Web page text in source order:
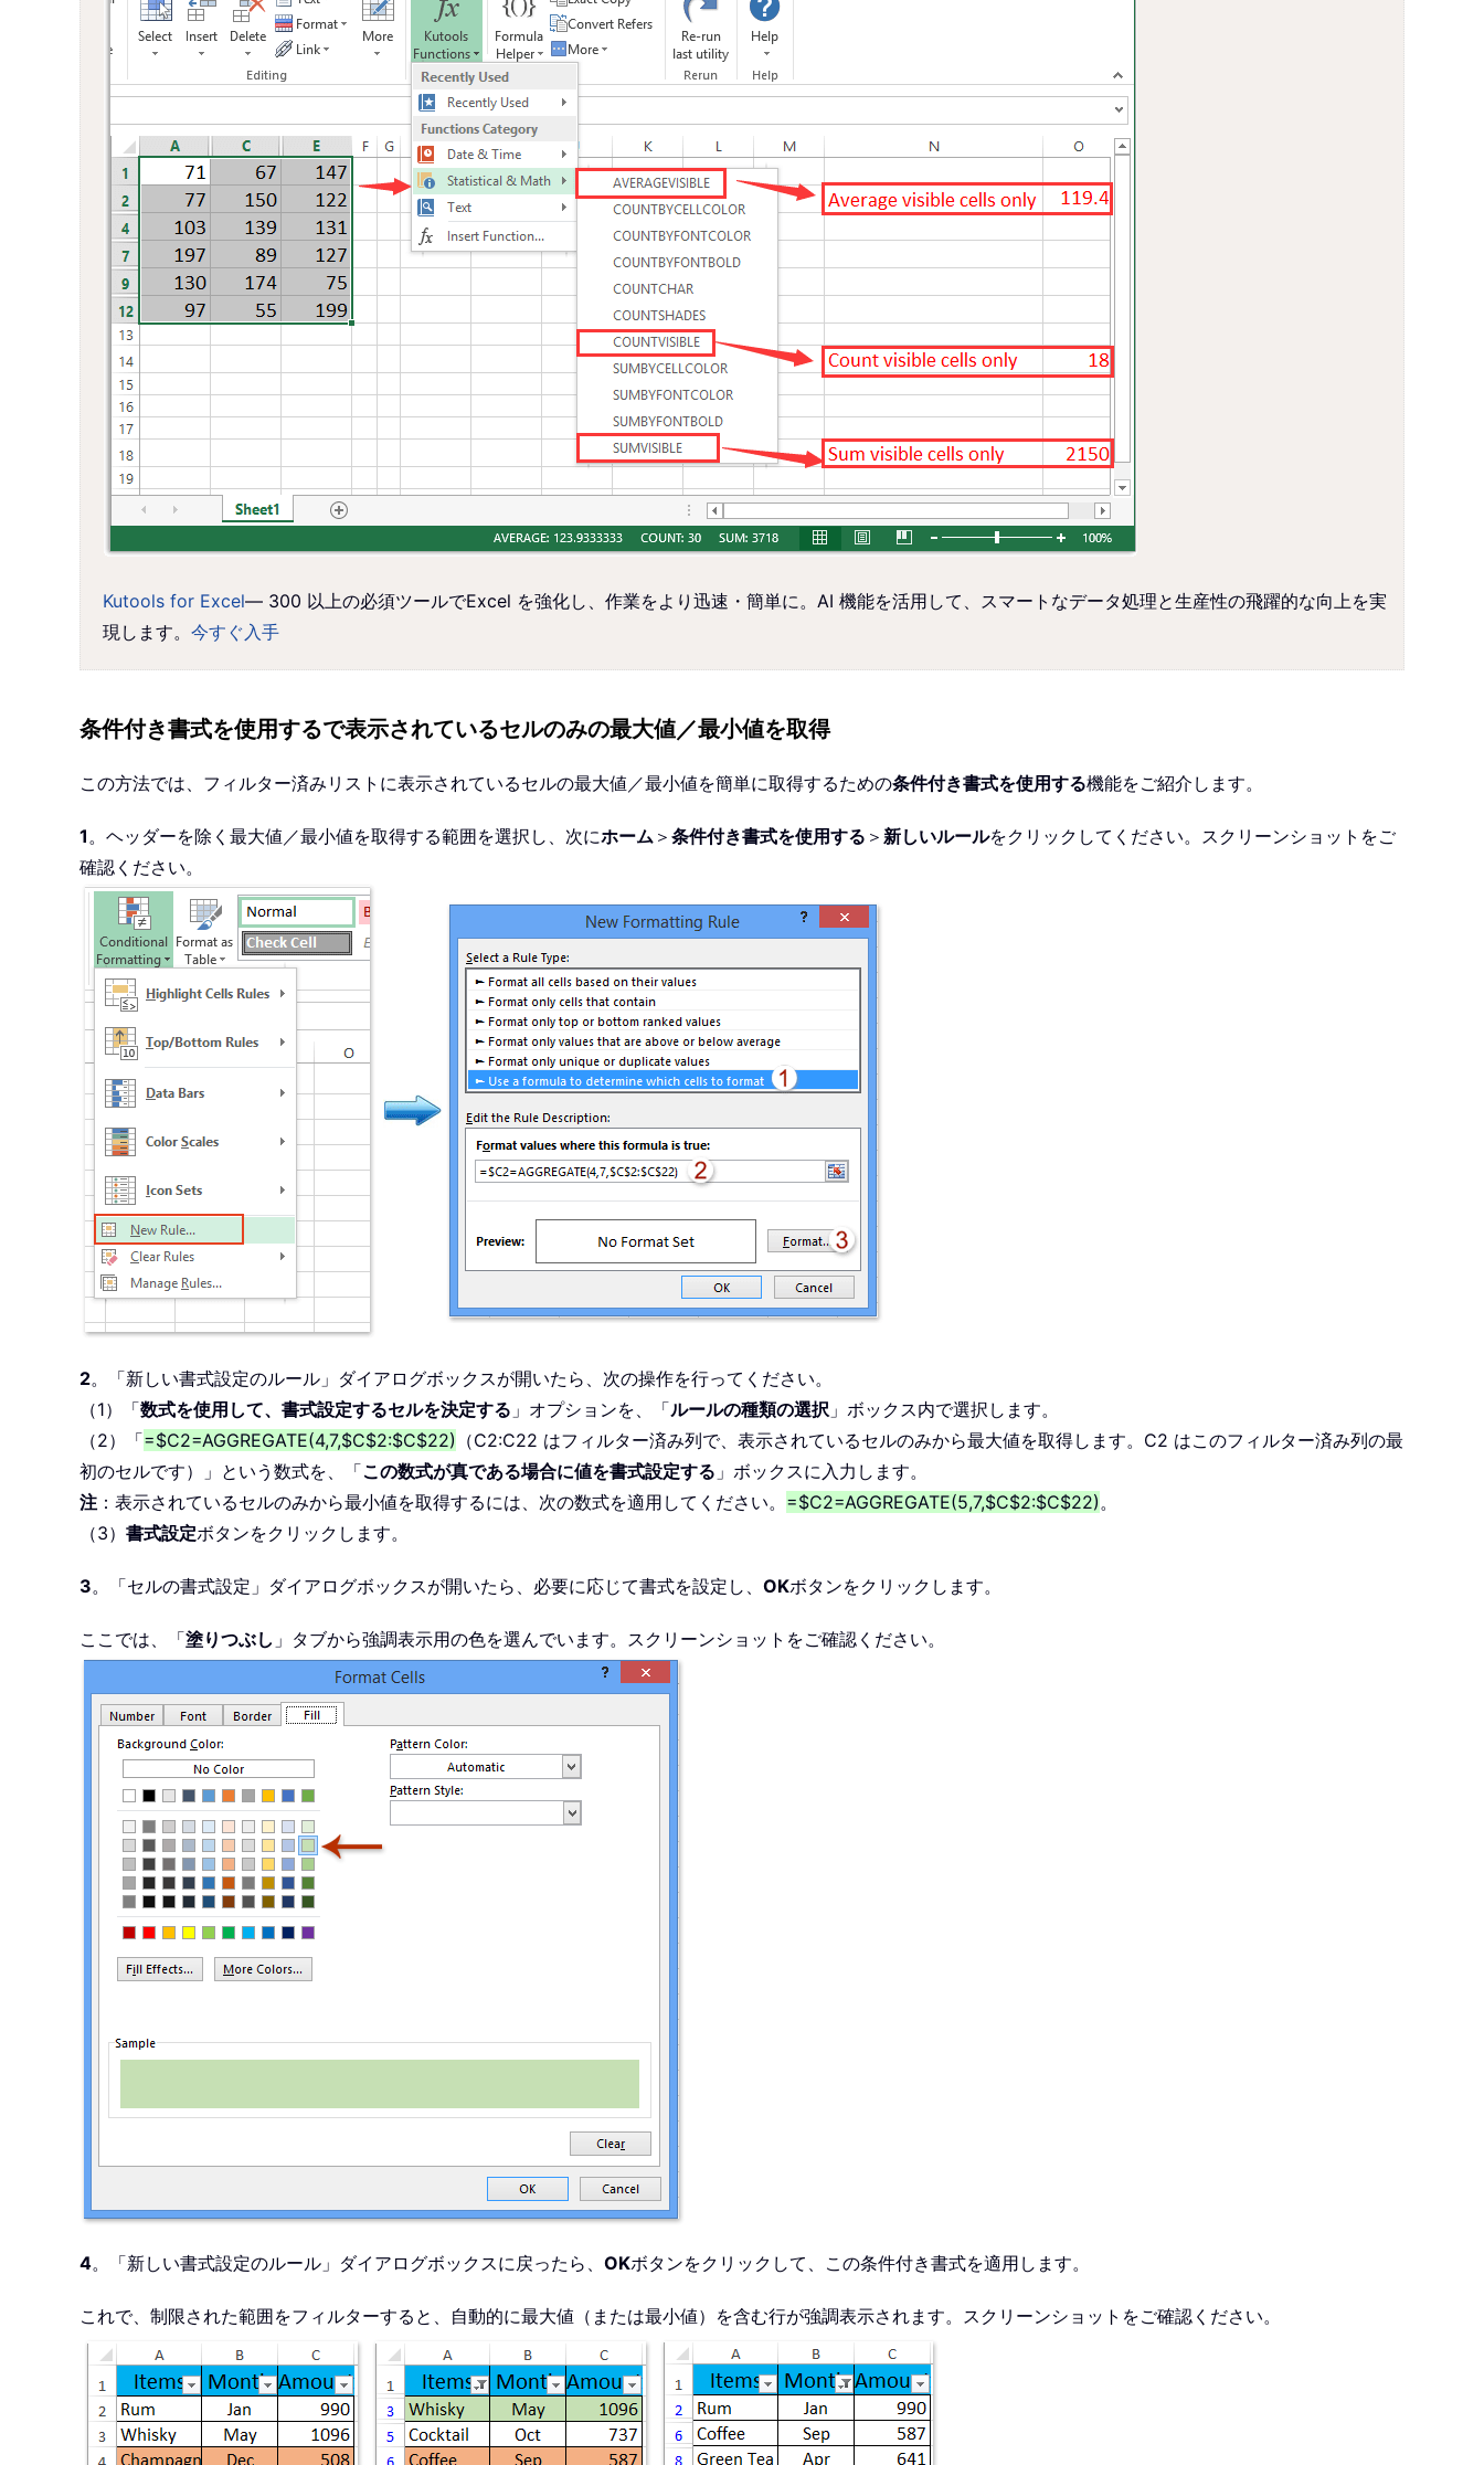
Kutools for Excel— 300 以上の必須ツールでExcel を強化し、作業をより迅速・簡単に。AI 機能を活用して、スマートなデータ処理と生産性の飛躍的な向上を実
現します。 今すぐ入手
条件付き書式を使用するで表示されているセルのみの最大値／最小値を取得
この方法では、フィルター済みリストに表示されているセルの最大値／最小値を簡単に取得するための条件付き書式を使用する機能をご紹介します。
1。ヘッダーを除く最大値／最小値を取得する範囲を選択し、次にホーム ＞ 条件付き書式を使用する ＞ 新しいルールをクリックしてください。スクリーンショットをご
確認ください。
2。「新しい書式設定のルール」ダイアログボックスが開いたら、次の操作を行ってください。
（1）「数式を使用して、書式設定するセルを決定する 」オプションを、「ルールの種類の選択 」ボックス内で選択します。
（2）「=$C2=AGGREGATE(4,7,$C$2:$C$22) （C2:C22 はフィルター済み列で、表示されているセルのみから最大値を取得します。C2 はこのフィルター済み列の最
初のセルです）」という数式を、「この数式が真である場合に値を書式設定する 」ボックスに入力します。
注 ：表示されているセルのみから最小値を取得するには、次の数式を適用してください。 =$C2=AGGREGATE(5,7,$C$2:$C$22)。
（3） 書式設定ボタンをクリックします。
3。「セルの書式設定」ダイアログボックスが開いたら、必要に応じて書式を設定し、 OKボタンをクリックします。
ここでは、「塗りつぶし 」タブから強調表示用の色を選んでいます。スクリーンショットをご確認ください。
4。「新しい書式設定のルール」ダイアログボックスに戻ったら、 OKボタンをクリックして、この条件付き書式を適用します。
これで、制限された範囲をフィルターすると、自動的に最大値（または最小値）を含む行が強調表示されます。スクリーンショットをご確認ください。